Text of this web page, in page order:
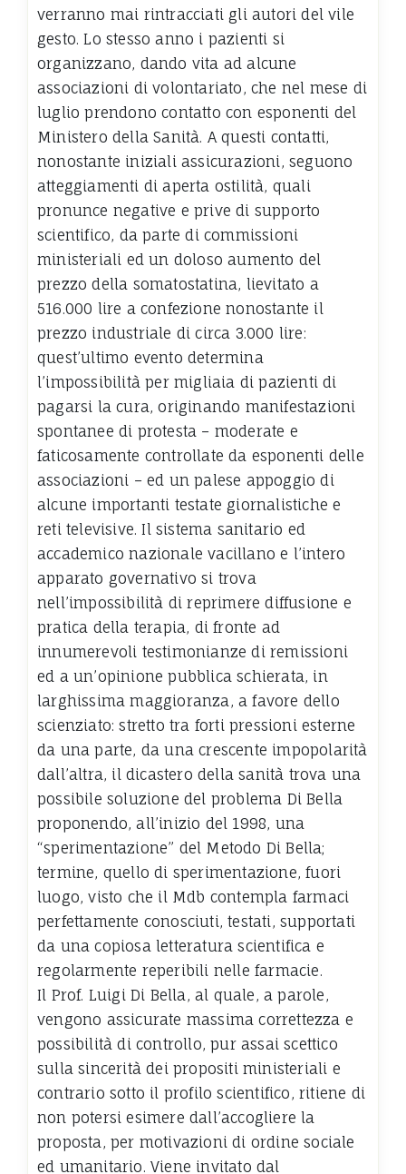
verranno mai rintracciati gli autori del vile
gesto. Lo stesso anno i pazienti si
organizzano, dando vita ad alcune
associazioni di volontariato, che nel mese di
luglio prendono contatto con esponenti del
Ministero della Sanità. A questi contatti,
nonostante iniziali assicurazioni, seguono
atteggiamenti di aperta ostilità, quali
pronunce negative e prive di supporto
scientifico, da parte di commissioni
ministeriali ed un doloso aumento del
prezzo della somatostatina, lievitato a
516.000 lire a confezione nonostante il
prezzo industriale di circa 3.000 lire:
quest’ultimo evento determina
l’impossibilità per migliaia di pazienti di
pagarsi la cura, originando manifestazioni
spontanee di protesta – moderate e
faticosamente controllate da esponenti delle
associazioni – ed un palese appoggio di
alcune importanti testate giornalistiche e
reti televisive. Il sistema sanitario ed
accademico nazionale vacillano e l’intero
apparato governativo si trova
nell’impossibilità di reprimere diffusione e
pratica della terapia, di fronte ad
innumerevoli testimonianze di remissioni
ed a un’opinione pubblica schierata, in
larghissima maggioranza, a favore dello
scienziato: stretto tra forti pressioni esterne
da una parte, da una crescente impopolarità
dall’altra, il dicastero della sanità trova una
possibile soluzione del problema Di Bella
proponendo, all’inizio del 1998, una
“sperimentazione” del Metodo Di Bella;
termine, quello di sperimentazione, fuori
luogo, visto che il Mdb contempla farmaci
perfettamente conosciuti, testati, supportati
da una copiosa letteratura scientifica e
regolarmente reperibili nelle farmacie.
Il Prof. Luigi Di Bella, al quale, a parole,
vengono assicurate massima correttezza e
possibilità di controllo, pur assai scettico
sulla sincerità dei propositi ministeriali e
contrario sotto il profilo scientifico, ritiene di
non potersi esimere dall’accogliere la
proposta, per motivazioni di ordine sociale
ed umanitario. Viene invitato dal